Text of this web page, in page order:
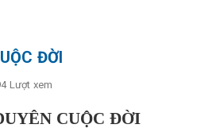
ĐỜI
Lượt xem
CUỘC ĐỜI